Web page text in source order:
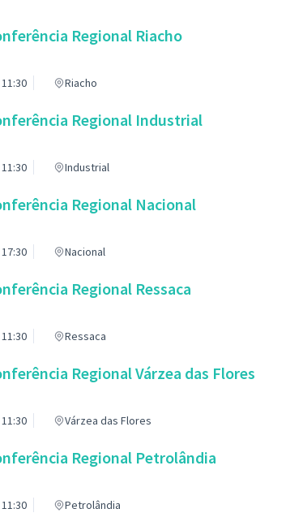
Regional Riacho
Riacho
Regional Industrial
Industrial
Regional Nacional
Nacional
Regional Ressaca
Ressaca
Regional Várzea das Flores
Várzea das Flores
Regional Petrolândia
Petrolândia